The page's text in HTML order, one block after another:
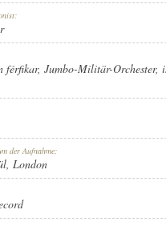
férfikar, Jumbo-Militär-Orchester,
der Aufnahme:
, London